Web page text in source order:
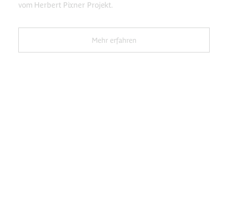
vom Herbert Pixner Projekt.
Mehr erfahren